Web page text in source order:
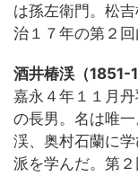
は孫左衛門。松
治１７年の第２回
酒井椿渓（1851-
嘉永４年１１月
の長男。名は唯
渓、奥村石蘭に
派を学んだ。第